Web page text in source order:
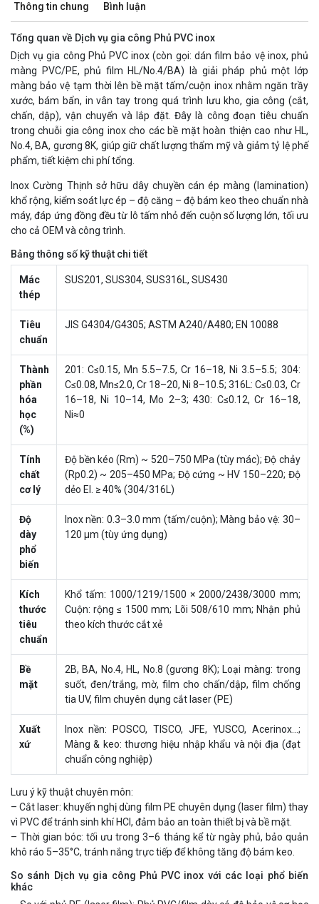
Thông tin chung Bình luận
Tổng quan về Dịch vụ gia công Phủ PVC inox
Dịch vụ gia công Phủ PVC inox (còn gọi: dán film bảo vệ inox, phủ
màng PVC/PE, phủ film HL/No.4/BA) là giải pháp phủ một lớp
màng bảo vệ tạm thời lên bề mặt tấm/cuộn inox nhằm ngăn trầy
xước, bám bẩn, in vân tay trong quá trình lưu kho, gia công (cắt,
chấn, dập), vận chuyển và lắp đặt. Đây là công đoạn tiêu chuẩn
trong chuỗi gia công inox cho các bề mặt hoàn thiện cao như HL,
No.4, BA, gương 8K, giúp giữ chất lượng thẩm mỹ và giảm tỷ lệ phế
phẩm, tiết kiệm chi phí tổng.
Inox Cường Thịnh sở hữu dây chuyền cán ép màng (lamination)
khổ rộng, kiểm soát lực ép – độ căng – độ bám keo theo chuẩn nhà
máy, đáp ứng đồng đều từ lô tấm nhỏ đến cuộn số lượng lớn, tối ưu
cho cả OEM và công trình.
Bảng thông số kỹ thuật chi tiết
Mác
thép
SUS201, SUS304, SUS316L, SUS430
Tiêu
chuẩn
JIS G4304/G4305; ASTM A240/A480; EN 10088
Thành
phần
hóa
học
(%)
201: C≤0.15, Mn 5.5–7.5, Cr 16–18, Ni 3.5–5.5; 304:
C≤0.08, Mn≤2.0, Cr 18–20, Ni 8–10.5; 316L: C≤0.03, Cr
16–18, Ni 10–14, Mo 2–3; 430: C≤0.12, Cr 16–18,
Ni≈0
Tính
chất
cơ lý
Độ bền kéo (Rm) ~ 520–750 MPa (tùy mác); Độ chảy
(Rp0.2) ~ 205–450 MPa; Độ cứng ~ HV 150–220; Độ
dẻo El. ≥ 40% (304/316L)
Độ
dày
phổ
biến
Inox nền: 0.3–3.0 mm (tấm/cuộn); Màng bảo vệ: 30–
120 μm (tùy ứng dụng)
Kích
thước
tiêu
chuẩn
Khổ tấm: 1000/1219/1500 × 2000/2438/3000 mm;
Cuộn: rộng ≤ 1500 mm; Lõi 508/610 mm; Nhận phủ
theo kích thước cắt xẻ
Bề
mặt
2B, BA, No.4, HL, No.8 (gương 8K); Loại màng: trong
suốt, đen/trắng, mờ, film cho chấn/dập, film chống
tia UV, film chuyên dụng cắt laser (PE)
Xuất
xứ
Inox nền: POSCO, TISCO, JFE, YUSCO, Acerinox…;
Màng & keo: thương hiệu nhập khẩu và nội địa (đạt
chuẩn công nghiệp)
Lưu ý kỹ thuật chuyên môn:
– Cắt laser: khuyến nghị dùng film PE chuyên dụng (laser film) thay
vì PVC để tránh sinh khí HCl, đảm bảo an toàn thiết bị và bề mặt.
– Thời gian bóc: tối ưu trong 3–6 tháng kể từ ngày phủ, bảo quản
khô ráo 5–35°C, tránh nắng trực tiếp để không tăng độ bám keo.
So sánh Dịch vụ gia công Phủ PVC inox với các loại phổ biến
khác